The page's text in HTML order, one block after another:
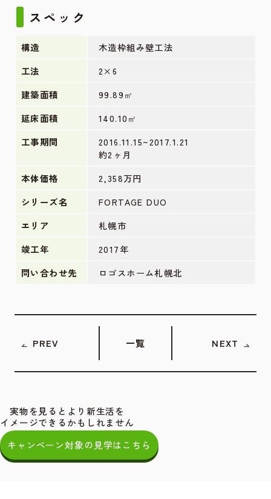
スペック
構造
木造枠組み壁工法
工法
2×6
建築面積
99.89㎡
延床面積
140.10㎡
工事期間
2016.11.15~2017.1.21
約2ヶ月
本体価格
2,358万円
シリーズ名
FORTAGE DUO
エリア
札幌市
竣工年
2017年
問い合わせ先
ロゴスホーム札幌北
PREV 一覧 NEXT
実物を見るとより新生活を
イメージできるかもしれません
キャンペーン対象の見学はこちら